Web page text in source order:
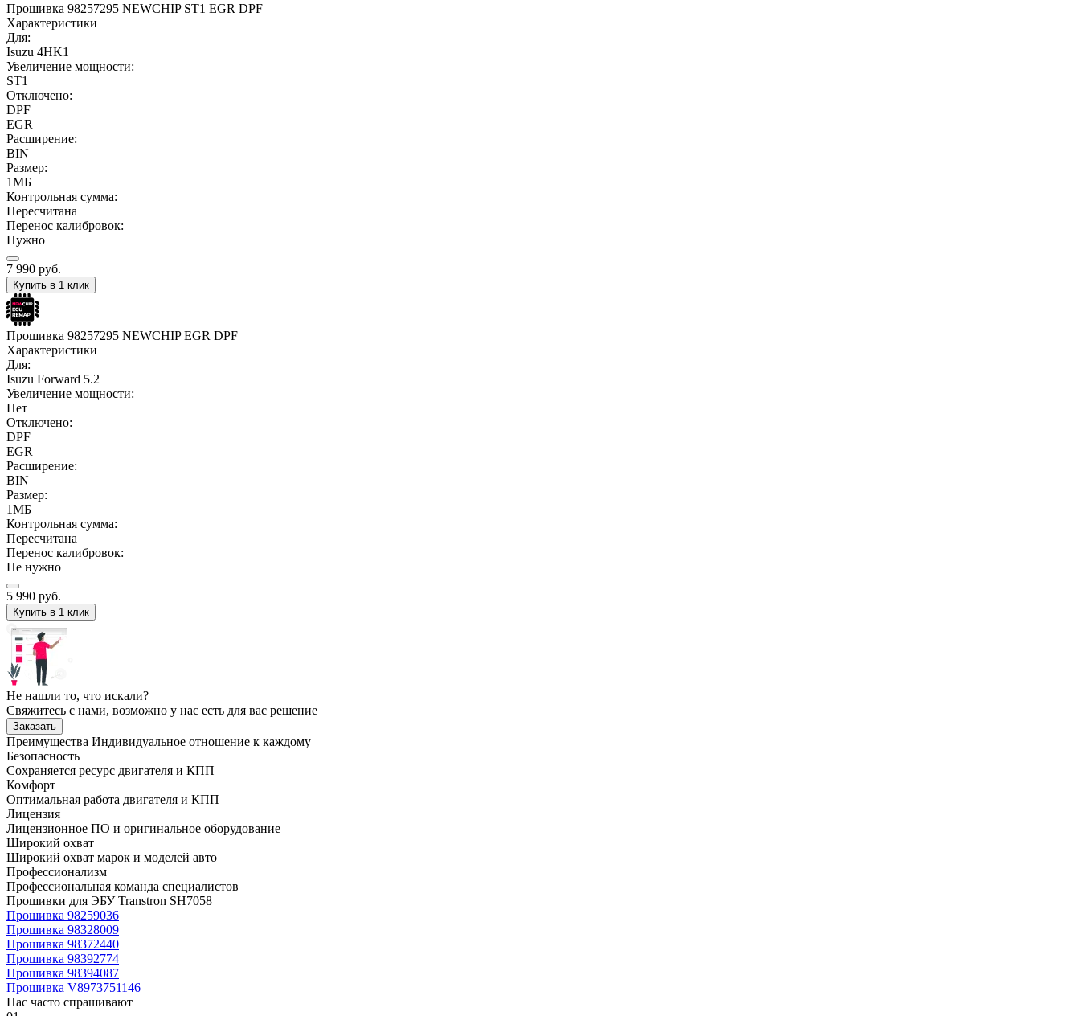
Прошивка 98257295 NEWCHIP ST1 EGR DPF
Характеристики
Для:
Isuzu 4HK1
Увеличение мощности:
ST1
Отключено:
DPF
EGR
Расширение:
BIN
Размер:
1МБ
Контрольная сумма:
Пересчитана
Перенос калибровок:
Нужно
7 990 руб.
Купить в 1 клик
Прошивка 98257295 NEWCHIP EGR DPF
Характеристики
Для:
Isuzu Forward 5.2
Увеличение мощности:
Нет
Отключено:
DPF
EGR
Расширение:
BIN
Размер:
1МБ
Контрольная сумма:
Пересчитана
Перенос калибровок:
Не нужно
5 990 руб.
Купить в 1 клик
Не нашли то, что искали?
Свяжитесь с нами, возможно у нас есть для вас решение
Заказать
Преимущества Индивидуальное отношение к каждому
Безопасность
Сохраняется ресурс двигателя и КПП
Комфорт
Оптимальная работа двигателя и КПП
Лицензия
Лицензионное ПО и оригинальное оборудование
Широкий охват
Широкий охват марок и моделей авто
Профессионализм
Профессиональная команда специалистов
Прошивки для ЭБУ Transtron SH7058
Прошивка 98259036
Прошивка 98328009
Прошивка 98372440
Прошивка 98392774
Прошивка 98394087
Прошивка V8973751146
Нас часто спрашивают